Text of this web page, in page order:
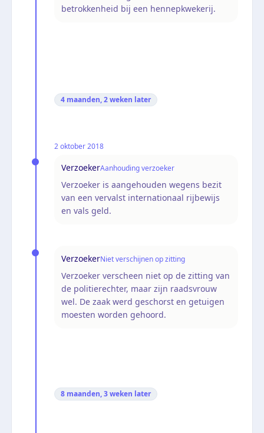
betrokkenheid bij een hennepkwekerij.
4 maanden, 2 weken later
2 oktober 2018
VerzoekerAanhouding verzoeker
Verzoeker is aangehouden wegens bezit
van een vervalst internationaal rijbewijs
en vals geld.
VerzoekerNiet verschijnen op zitting
Verzoeker verscheen niet op de zitting van
de politierechter, maar zijn raadsvrouw
wel. De zaak werd geschorst en getuigen
moesten worden gehoord.
8 maanden, 3 weken later